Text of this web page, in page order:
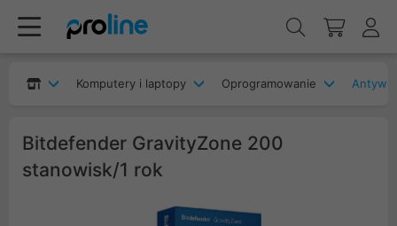
Komputery i laptopy Oprogramowanie
Bitdefender GravityZone 200
stanowisk/1 rok